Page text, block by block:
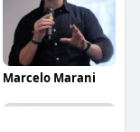
Marcelo Marani